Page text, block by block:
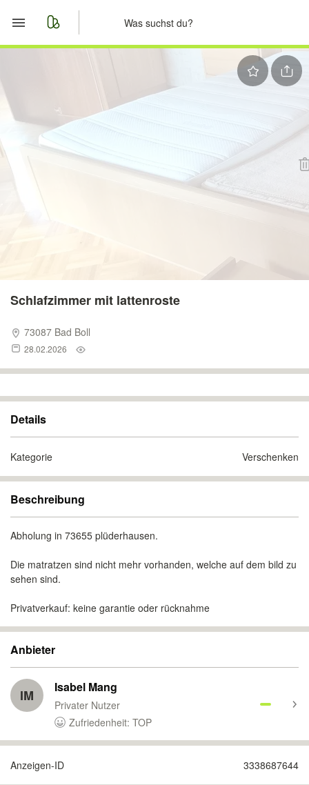
Nachrichten
Anzeige aufgeben
Schlafzimmer mit lattenroste
73087 Bad Boll
28.02.2026
Details
Kategorie Verschenken
Beschreibung
Abholung in 73655 plüderhausen.
Die matratzen sind nicht mehr vorhanden, welche auf dem bild zu
sehen sind.
Privatverkauf: keine garantie oder rücknahme
Anbieter
IM Isabel Mang
Privater Nutzer
Zufriedenheit: TOP
Anzeigen-ID 3338687644